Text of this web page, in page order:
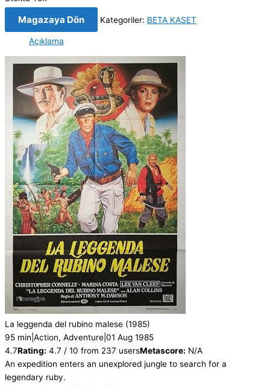
Magazaya Dön Kategoriler: BETA KASET
Açıklama
La leggenda del rubino malese (1985)
95 min Action, Adventure 01 Aug 1985
4.7Rating: 4.7 / 10 from 237 usersMetascore: N/A
An expedition enters an unexplored jungle to search for a
legendary ruby.